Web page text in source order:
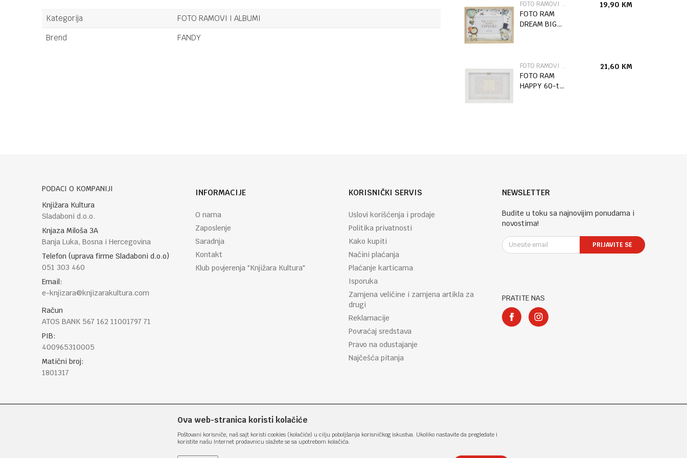
Kategorija
FOTO RAMOVI I ALBUMI
Brend
FANDY
FOTO RAMOVI I ALBUMI
FOTO RAM
DREAM BIG
19,90 KM
FOTO RAMOVI I ALBUMI
FOTO RAM
HAPPY 60-ti
21,60 KM
PODACI O KOMPANIJI
Knjižara Kultura
Sladaboni d.o.o.
Knjaza Miloša 3A
Banja Luka, Bosna i Hercegovina
Telefon (uprava firme Sladaboni d.o.o)
051 303 460
Email:
e-knjizara@knjizarakultura.com
Račun
ATOS BANK 567 162 11001797 71
PIB:
400965310005
Matični broj:
1801317
INFORMACIJE
O nama
Zaposlenje
Saradnja
Kontakt
Klub povjerenja "Knjižara Kultura"
KORISNIČKI SERVIS
Uslovi korišćenja i prodaje
Politika privatnosti
Kako kupiti
Načini plaćanja
Plaćanje karticama
Isporuka
Zamjena veličine i zamjena artikla za
drugi
Reklamacije
Povraćaj sredstava
Pravo na odustajanje
Najčešća pitanja
NEWSLETTER
Budite u toku sa najnovijim ponudama i
novostima!
PRIJAVITE SE
PRATITE NAS
Ova web-stranica koristi kolačiće
Poštovani korisniče, naš sajt koristi cookies (kolačiće) u cilju poboljšanja korisničkog iskustva. Ukoliko nastavite da pregledate i
koristite našu Internet prodavnicu slažete se sa upotrebom kolačića.